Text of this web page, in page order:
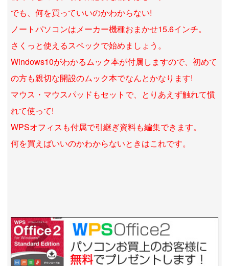
でも、何を買っていいのかわからない!
ノートパソコンはメーカー機種おまかせ15.6インチ。
さくっと使えるスペックで始めましょう。
Windows10がわかるムック本が付属しますので、初めて
の方も親切な開設のムック本でなんとかなります!
マウス・マウスパッドもセットで、とりあえず触れて慣
れて使って!
WPSオフィスも付属で引継ぎ資料も編集できます。
何を買えばいいのかわからないときはこれです。